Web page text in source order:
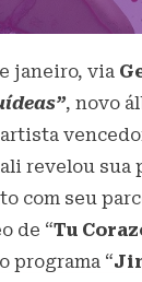
janeiro, via
, novo
revelou sua
com seu
de “Tu
programa “